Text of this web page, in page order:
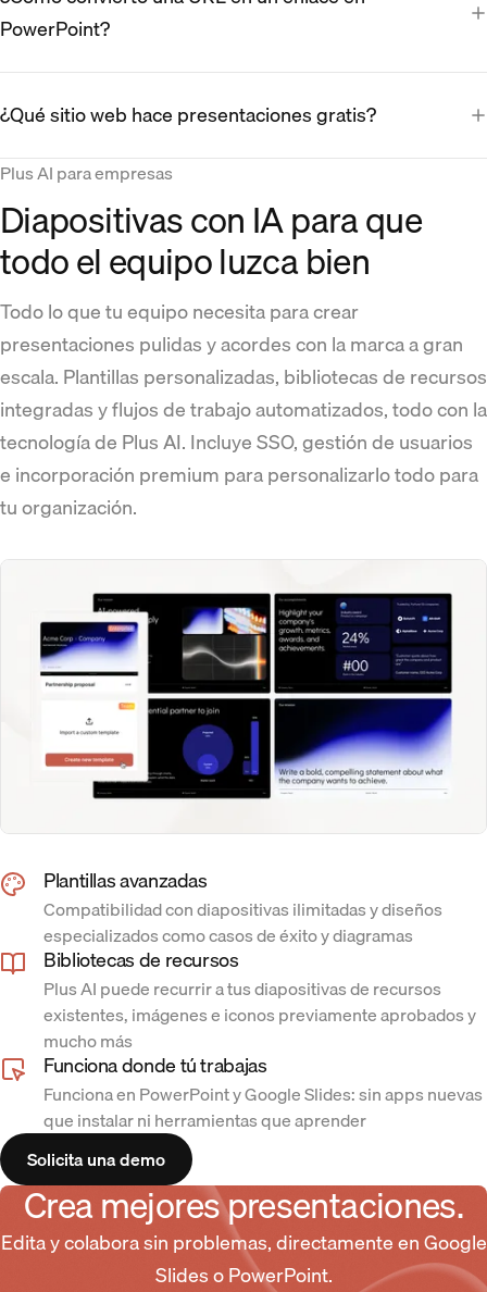
PowerPoint?
¿Qué sitio web hace presentaciones gratis?
Plus AI para empresas
Diapositivas con IA para que
todo el equipo luzca bien
Todo lo que tu equipo necesita para crear
presentaciones pulidas y acordes con la marca a gran
escala. Plantillas personalizadas, bibliotecas de recursos
integradas y flujos de trabajo automatizados, todo con la
tecnología de Plus AI. Incluye SSO, gestión de usuarios
e incorporación premium para personalizarlo todo para
tu organización.
Plantillas avanzadas
Compatibilidad con diapositivas ilimitadas y diseños
especializados como casos de éxito y diagramas
Bibliotecas de recursos
Plus AI puede recurrir a tus diapositivas de recursos
existentes, imágenes e iconos previamente aprobados y
mucho más
Funciona donde tú trabajas
Funciona en PowerPoint y Google Slides: sin apps nuevas
que instalar ni herramientas que aprender
Solicita una demo
Crea mejores presentaciones.
Edita y colabora sin problemas, directamente en Google
Slides o PowerPoint.